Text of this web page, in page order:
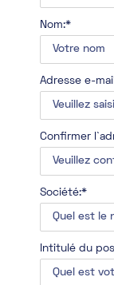
Nom:*
Adresse e-
Confirmer
Société:*
Intitulé du